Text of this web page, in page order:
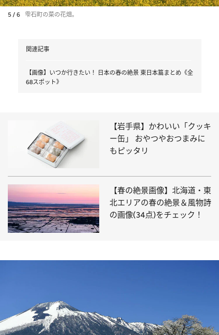
5 / 6 雫石町の菜の花畑。
関連記事
【画像】いつか行きたい！ 日本の春の絶景 東日本篇まとめ《全
68スポット》
【岩手県】かわいい「クッキ
ー缶」 おやつやおつまみに
もピッタリ
【春の絶景画像】北海道・東
北エリアの春の絶景＆風物詩
の画像(34点)をチェック！